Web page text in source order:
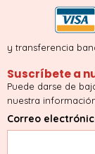
y transferencia
Suscríbete a
Puede darse de
nuestra
Correo